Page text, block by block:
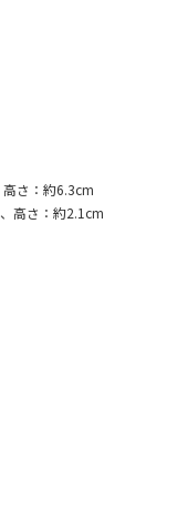
高さ：約6.3cm
高さ：約2.1cm